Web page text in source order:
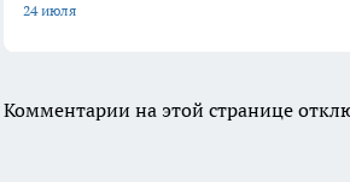
24 июля
Комментарии на этой странице